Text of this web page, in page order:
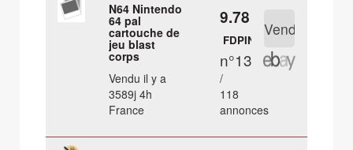
N64 Nintendo
64 pal
cartouche de
jeu blast
corps
Vendu il y a
3589j 4h
France
9.78 €
FDPIN
n°13
/
118
annonces